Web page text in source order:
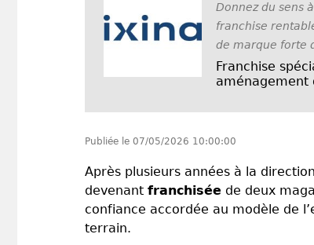
Donnez du sens
franchise
de marque forte
Franchise
aménagement
Publiée le 07/05/2026 10:00:00
Après plusieurs années à la
devenant franchisée de deux
confiance accordée au modèle de
terrain.